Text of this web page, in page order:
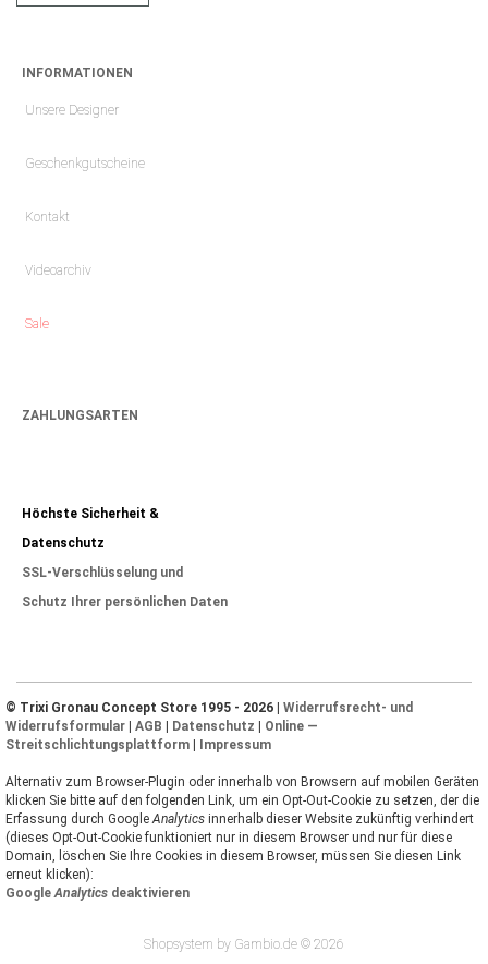
INFORMATIONEN
Unsere Designer
Geschenkgutscheine
Kontakt
Videoarchiv
Sale
ZAHLUNGSARTEN
Höchste Sicherheit &
Datenschutz
SSL-Verschlüsselung und
Schutz Ihrer persönlichen Daten
© Trixi Gronau Concept Store 1995 - 2026 | Widerrufsrecht- und
Widerrufsformular | AGB | Datenschutz | Online —
Streitschlichtungsplattform | Impressum
Alternativ zum Browser-Plugin oder innerhalb von Browsern auf mobilen Geräten
klicken Sie bitte auf den folgenden Link, um ein Opt-Out-Cookie zu setzen, der die
Erfassung durch Google Analytics innerhalb dieser Website zukünftig verhindert
(dieses Opt-Out-Cookie funktioniert nur in diesem Browser und nur für diese
Domain, löschen Sie Ihre Cookies in diesem Browser, müssen Sie diesen Link
erneut klicken):
Google Analytics deaktivieren
Shopsystem by Gambio.de © 2026